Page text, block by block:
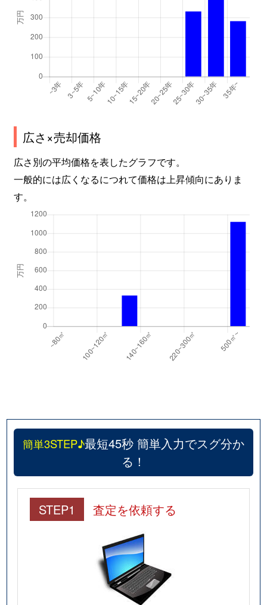
広さ×売却価格
広さ別の平均価格を表したグラフです。
一般的には広くなるにつれて価格は上昇傾向にありま
す。
簡単3STEP♪最短45秒 簡単入力でスグ分か
る！
STEP1 査定を依頼する